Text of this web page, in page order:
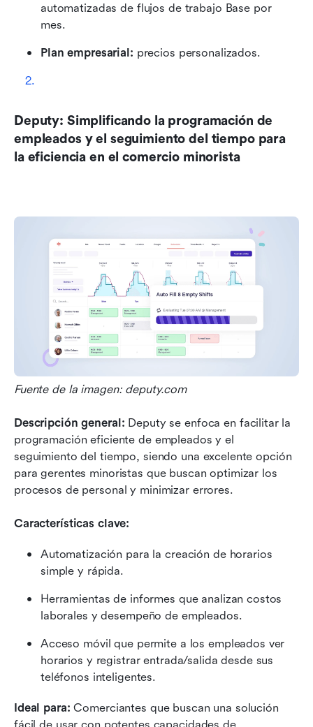
automatizadas de flujos de trabajo Base por
mes.
Plan empresarial: precios personalizados.
Deputy: Simplificando la programación de
empleados y el seguimiento del tiempo para
la eficiencia en el comercio minorista
Fuente de la imagen: deputy.com
Descripción general: Deputy se enfoca en facilitar la
programación eficiente de empleados y el
seguimiento del tiempo, siendo una excelente opción
para gerentes minoristas que buscan optimizar los
procesos de personal y minimizar errores.
Características clave:
Automatización para la creación de horarios
simple y rápida.
Herramientas de informes que analizan costos
laborales y desempeño de empleados.
Acceso móvil que permite a los empleados ver
horarios y registrar entrada/salida desde sus
teléfonos inteligentes.
Ideal para: Comerciantes que buscan una solución